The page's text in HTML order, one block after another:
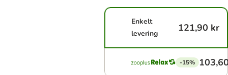
Enkelt
levering
121,90 kr
-15%